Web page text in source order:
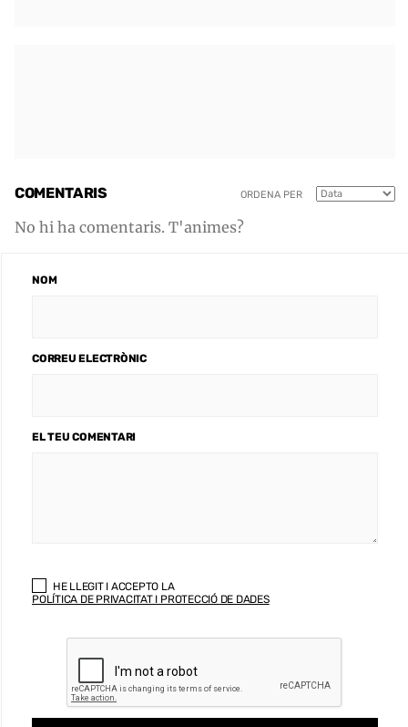
COMENTARIS ORDENA PER
No hi ha comentaris. T'animes?
NOM
CORREU ELECTRÒNIC
EL TEU COMENTARI
HE LLEGIT I ACCEPTO LA
POLÍTICA DE PRIVACITAT I PROTECCIÓ DE DADES